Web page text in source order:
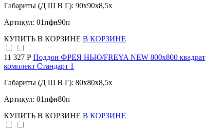
Габариты (Д Ш В Г): 90x90x8,5x
Артикул: 01пфн90п
КУПИТЬ В КОРЗИНЕ В КОРЗИНЕ
11 327 Р Поддон ФРЕЯ НЬЮ/FREYA NEW 800х800 квадрат
комплект Стандарт 1
Габариты (Д Ш В Г): 80x80x8,5x
Артикул: 01пфн80п
КУПИТЬ В КОРЗИНЕ В КОРЗИНЕ